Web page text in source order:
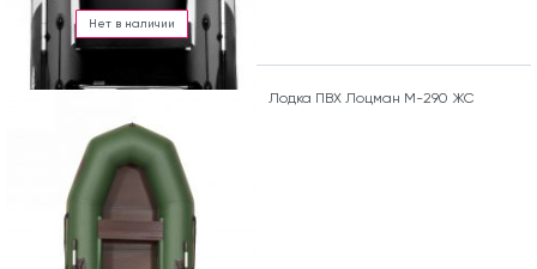
Нет в наличии
Лодка ПВХ Лоцман М-290 ЖС